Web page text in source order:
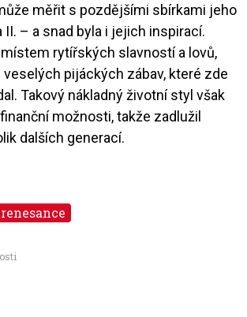
měřit s pozdějšími sbírkami jeho
– a snad byla i jejich inspirací.
rytířských slavností a lovů,
pijáckých zábav, které zde
Takový nákladný životní styl však
možnosti, takže zadlužil
dalších generací.
renesance